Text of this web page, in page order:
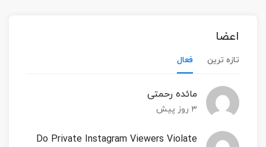
اعضا
تازه ترین فعال
مائده رحمتی
۳ روز پیش
Do Private Instagram Viewers Violate